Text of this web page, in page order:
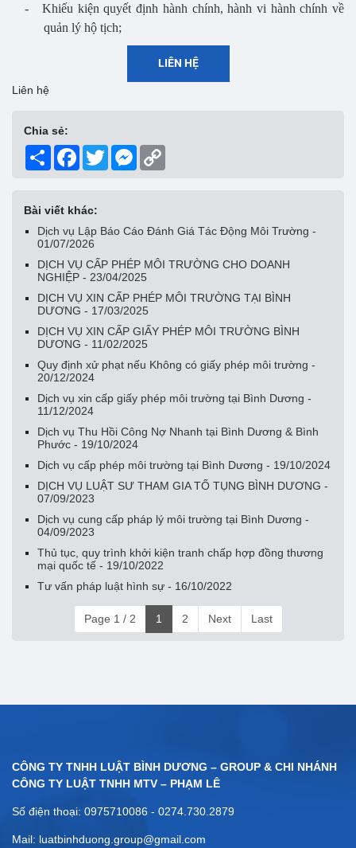
- Khiếu kiện quyết định hành chính, hành vi hành chính về
quản lý hộ tịch;
LIÊN HỆ
Liên hệ
Chia sẻ:
Share Facebook
Twitter Messenger
Bài viết khác:
Dịch vụ Lập Báo Cáo Đánh Giá Tác Động Môi Trường -
01/07/2026
DỊCH VỤ CẤP PHÉP MÔI TRƯỜNG CHO DOANH
NGHIỆP - 23/04/2025
DỊCH VỤ XIN CẤP PHÉP MÔI TRƯỜNG TẠI BÌNH
DƯƠNG - 17/03/2025
DỊCH VỤ XIN CẤP GIẤY PHÉP MÔI TRƯỜNG BÌNH
DƯƠNG - 11/02/2025
Quy định xử phạt nếu Không có giấy phép môi trường -
20/12/2024
Dịch vụ xin cấp giấy phép môi trường tại Bình Dương -
11/12/2024
Dịch vụ Thu Hồi Công Nợ Nhanh tại Bình Dương & Bình
Phước - 19/10/2024
Dịch vụ cấp phép môi trường tại Bình Dương - 19/10/2024
DỊCH VỤ LUẬT SƯ THAM GIA TỐ TỤNG BÌNH DƯƠNG -
07/09/2023
Dịch vụ cung cấp pháp lý môi trường tại Bình Dương -
04/09/2023
Thủ tục, quy trình khởi kiện tranh chấp hợp đồng thương
mại quốc tế - 19/10/2022
Tư vấn pháp luật hình sự - 16/10/2022
Page 1 / 2 1 2 Next Last
CÔNG TY TNHH LUẬT BÌNH DƯƠNG – GROUP & CHI NHÁNH
CÔNG TY LUẬT TNHH MTV – PHẠM LÊ
Số điện thoại: 0975710086 - 0274.730.2879
Mail: luatbinhduong.group@gmail.com